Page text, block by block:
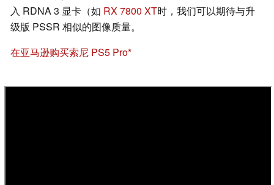
入 RDNA 3 显卡（如 RX 7800 XT时，我们可以期待与升
级版 PSSR 相似的图像质量。
在亚马逊购买索尼 PS5 Pro